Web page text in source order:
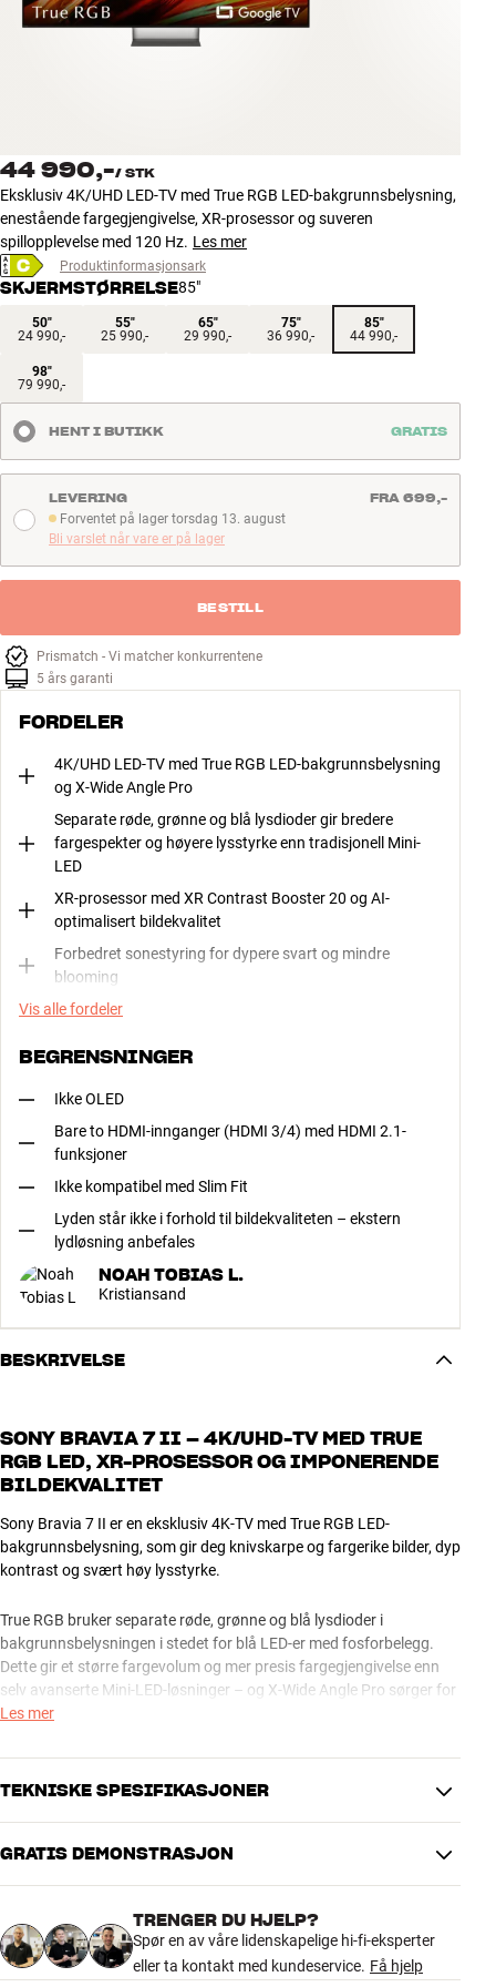
Tilbehør
NYHETER
TILBUD
Finn Butikk
Kundeservice
Logg inn
Kundeservice
Bygg med lyd
44 990,-/ STK
Eksklusiv 4K/UHD LED-TV med True RGB LED-bakgrunnsbelysning,
enestående fargegjengivelse, XR-prosessor og suveren
spillopplevelse med 120 Hz. Les mer
Produktinformasjonsark
SKJERMSTØRRELSE85"
50"
24 990,-
55"
25 990,-
65"
29 990,-
75"
36 990,-
85"
44 990,-
98"
79 990,-
HENT I BUTIKK GRATIS
Forventet på lager torsdag 13. august
Forventet på lager torsdag 13. august
Bli varslet når vare er på lager
LEVERING FRA 699,-
BESTILL
Prismatch - Vi matcher konkurrentene
5 års garanti
FORDELER
4K/UHD LED-TV med True RGB LED-bakgrunnsbelysning
og X-Wide Angle Pro
Separate røde, grønne og blå lysdioder gir bredere
fargespekter og høyere lysstyrke enn tradisjonell Mini-
LED
XR-prosessor med XR Contrast Booster 20 og AI-
optimalisert bildekvalitet
Forbedret sonestyring for dypere svart og mindre
blooming
Vis alle fordeler
BEGRENSNINGER
Ikke OLED
Bare to HDMI-innganger (HDMI 3/4) med HDMI 2.1-
funksjoner
Ikke kompatibel med Slim Fit
Lyden står ikke i forhold til bildekvaliteten – ekstern
lydløsning anbefales
NOAH TOBIAS L.
Kristiansand
BESKRIVELSE
SONY BRAVIA 7 II – 4K/UHD-TV MED TRUE
RGB LED, XR-PROSESSOR OG IMPONERENDE
BILDEKVALITET
Sony Bravia 7 II er en eksklusiv 4K-TV med True RGB LED-
bakgrunnsbelysning, som gir deg knivskarpe og fargerike bilder, dyp
kontrast og svært høy lysstyrke.
True RGB bruker separate røde, grønne og blå lysdioder i
bakgrunnsbelysningen i stedet for blå LED-er med fosforbelegg.
Dette gir et større fargevolum og mer presis fargegjengivelse enn
selv avanserte Mini-LED-løsninger – og X-Wide Angle Pro sørger for
at farger og kontrast forblir sterke, uansett hvor du sitter i rommet.
XR-prosessoren analyserer og optimaliserer bildet i sanntid med KI-
oppskalering og XR Contrast Booster 20, som forbedrer skarphet,
blooming.
Bravia 7 II ideell for sport, actionfilmer og seriøs gaming.
Sony Bravia 7 II er tilgjengelig i størrelser fra 50 til 98 tommer, slik at
Les mer
TEKNISKE SPESIFIKASJONER
BILDE (TEKNISKE)
Skjermteknologi
LED
HDR-Formater
Dolby Vision, HDR10, HLG
Bildeprosessor
XR Processor
GRATIS DEMONSTRASJON
TRENGER DU HJELP?
Spør en av våre lidenskapelige hi-fi-eksperter
eller ta kontakt med kundeservice. Få hjelp